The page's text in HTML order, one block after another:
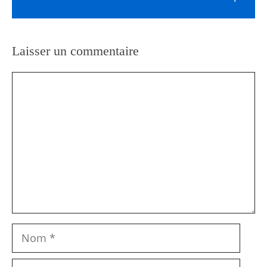
Laisser un commentaire
Nom